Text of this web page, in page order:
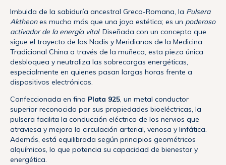
Imbuida de la sabiduría ancestral Greco-Romana, la Pulsera
Aktheones mucho más que una joya estética; es un poderoso
activador de la energía vital. Diseñada con un concepto que
sigue el trayecto de los Nadis y Meridianos de la Medicina
Tradicional China a través de la muñeca, esta pieza única
desbloquea y neutraliza las sobrecargas energéticas,
especialmente en quienes pasan largas horas frente a
dispositivos electrónicos.
Confeccionada en fina Plata 925, un metal conductor
superior reconocido por sus propiedades bioeléctricas, la
pulsera facilita la conducción eléctrica de los nervios que
atraviesa y mejora la circulación arterial, venosa y linfática.
Además, está equilibrada según principios geométricos
alquímicos, lo que potencia su capacidad de bienestar y
energética.